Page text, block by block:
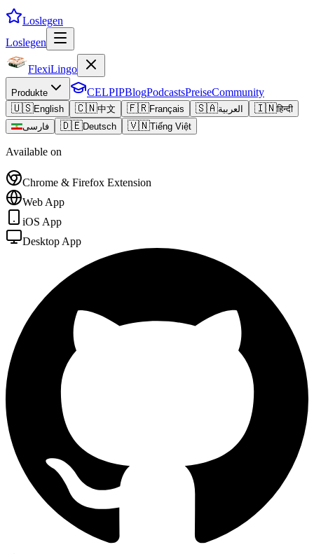
Loslegen
Loslegen
FlexiLingo
Produkte CELPIPBlogPodcastsPreiseCommunity
🇺🇸English 🇨🇳中文 🇫🇷Français 🇸🇦العربية 🇮🇳हिन्दी
فارسی
🇩🇪Deutsch 🇻🇳Tiếng Việt
Available on
Chrome & Firefox Extension
Web App
iOS App
Desktop App